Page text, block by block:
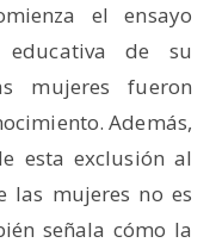
el ensayo
educativa de su
mujeres fueron
Además,
esta exclusión al
las mujeres no es
señala cómo la